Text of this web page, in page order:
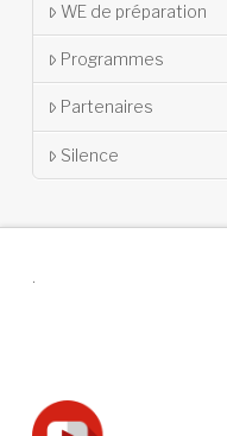
WE de préparation
Programmes
Partenaires
Silence